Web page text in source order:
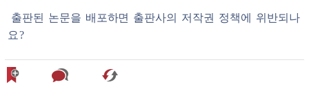
출판된 논문을 배포하면 출판사의 저작권 정책에
위반되나
요?